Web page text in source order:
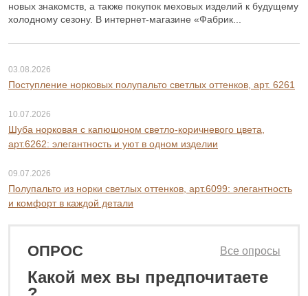
новых знакомств, а также покупок меховых изделий к будущему
холодному сезону. В интернет-магазине «Фабрик...
03.08.2026
Поступление норковых полупальто светлых оттенков, арт. 6261
10.07.2026
Шуба норковая с капюшоном светло-коричневого цвета,
арт.6262: элегантность и уют в одном изделии
09.07.2026
Полупальто из норки светлых оттенков, арт.6099: элегантность
и комфорт в каждой детали
ОПРОС
Какой мех вы предпочитаете
Все опросы